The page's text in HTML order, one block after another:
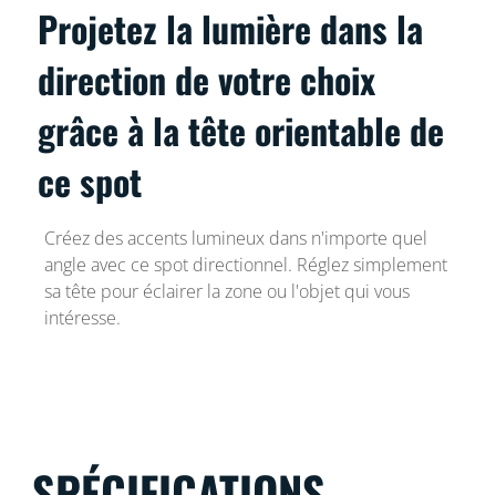
Projetez la lumière dans la
direction de votre choix
grâce à la tête orientable de
ce spot
Créez des accents lumineux dans n'importe quel
angle avec ce spot directionnel. Réglez simplement
sa tête pour éclairer la zone ou l'objet qui vous
intéresse.